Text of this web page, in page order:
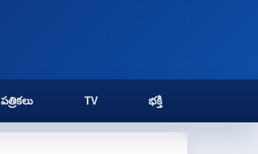
పత్రికలు TV భక్తి